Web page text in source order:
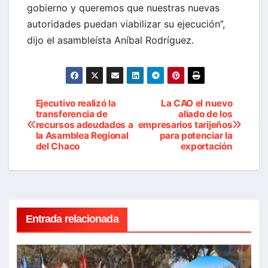
gobierno y queremos que nuestras nuevas
autoridades puedan viabilizar su ejecución”,
dijo el asambleísta Aníbal Rodríguez.
Navegación
de
La CAO el nuevo
aliado de los
empresarios tarijeños
para potenciar la
exportación
Ejecutivo realizó la
transferencia de
recursos adeudados a
la Asamblea Regional
del Chaco
Entrada relacionada